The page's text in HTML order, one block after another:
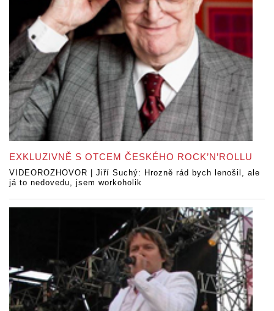
EXKLUZIVNĚ S OTCEM ČESKÉHO ROCK’N’ROLLU
VIDEOROZHOVOR | Jiří Suchý: Hrozně rád bych lenošil, ale
já to nedovedu, jsem workoholik